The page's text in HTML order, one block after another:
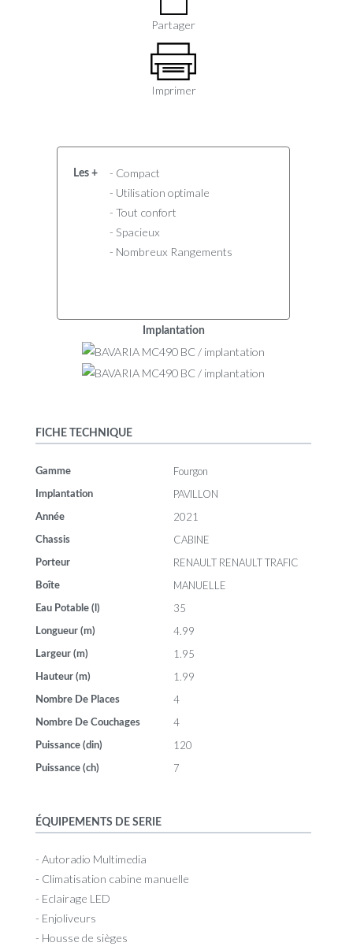
Partager
Imprimer
Les +
- Compact
- Utilisation optimale
- Tout confort
- Spacieux
- Nombreux Rangements
Implantation
FICHE TECHNIQUE
Gamme Fourgon
Implantation PAVILLON
Année 2021
Chassis CABINE
Porteur RENAULT RENAULT TRAFIC
Boîte MANUELLE
Eau Potable (l) 35
Longueur (m) 4.99
Largeur (m) 1.95
Hauteur (m) 1.99
Nombre De Places 4
Nombre De Couchages 4
Puissance (din) 120
Puissance (ch) 7
ÉQUIPEMENTS DE SERIE
- Autoradio Multimedia
- Climatisation cabine manuelle
- Eclairage LED
- Enjoliveurs
- Housse de sièges